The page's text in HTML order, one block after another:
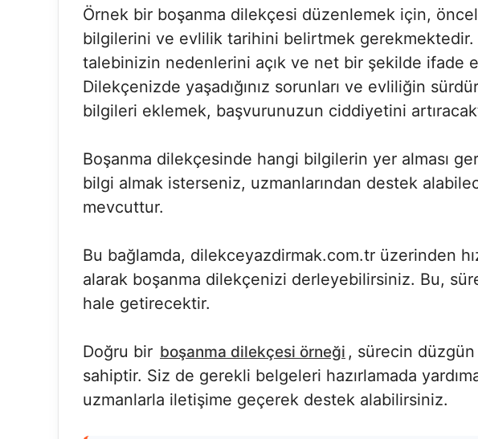
Örnek bir boşanma dilekçesi düzenlemek için,
bilgilerini ve evlilik tarihini belirtmek gerekmektedir.
talebinizin nedenlerini açık ve net bir şekilde ifade
Dilekçenizde yaşadığınız sorunları ve evliliğin
bilgileri eklemek, başvurunuzun ciddiyetini
Boşanma dilekçesinde hangi bilgilerin yer alması
bilgi almak isterseniz, uzmanlarından destek
mevcuttur.
Bu bağlamda, dilekceyazdirmak.com.tr üzerinden
alarak boşanma dilekçenizi derleyebilirsiniz. Bu,
hale getirecektir.
Doğru bir boşanma dilekçesi örneği , sürecin
sahiptir. Siz de gerekli belgeleri hazırlamada
uzmanlarla iletişime geçerek destek alabilirsiniz.